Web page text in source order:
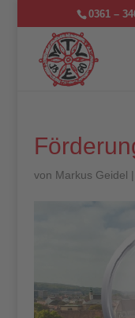
0361 –
von Markus Geidel |